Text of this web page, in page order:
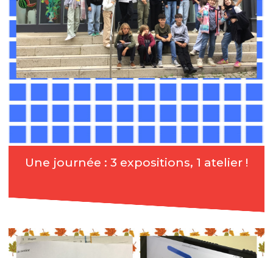
Une journée : 3 expositions, 1 atelier !